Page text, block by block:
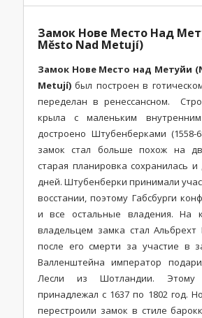
Замок Нове Место Над
Město Nad Metují)
Замок Нове Место над Метуйи
Metují)был построен в
переделан в ренессансном.
крыла с маленьким
достроено Штубенберками (1558-
замок стал больше похож на
старая планировка сохранилась
дней. Штубенберки принимали
восстании, поэтому Габсбурги
и все остальные владения. На
владельцем замка стал
после его смерти за участие в
Валленштейна император
Лесли из Шотландии.
принадлежал с 1637 по 1802 год.
перестроили замок в стиле